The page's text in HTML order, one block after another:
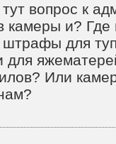
тут вопрос к
камеры и?
для
для
Или